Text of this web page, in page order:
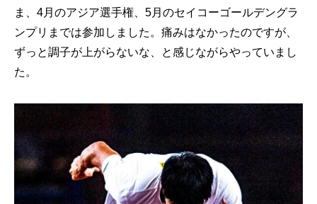
ま、4月のアジア選手権、5月のセイコーゴールデングラ
ンプリまでは参加しました。痛みはなかったのですが、
ずっと調子が上がらないな、と感じながらやっていまし
た。